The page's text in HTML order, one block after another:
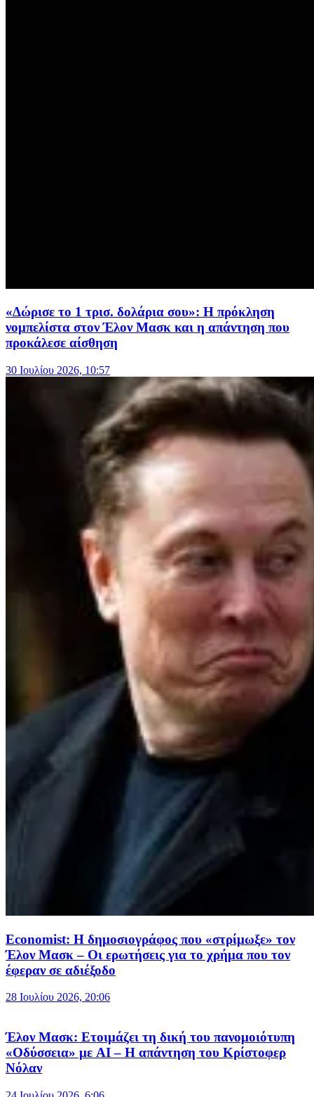
«Δώρισε το 1 τρισ. δολάρια σου»: Η πρόκληση
νομπελίστα στον Έλον Μασκ και η απάντηση που
προκάλεσε αίσθηση
30 Ιουλίου 2026, 10:57
Economist: Η δημοσιογράφος που «στρίμωξε» τον
Έλον Μασκ – Οι ερωτήσεις για το χρήμα που τον
έφεραν σε αδιέξοδο
28 Ιουλίου 2026, 20:06
Έλον Μασκ: Ετοιμάζει τη δική του πανομοιότυπη
«Οδύσσεια» με AI – Η απάντηση του Κρίστοφερ
Νόλαν